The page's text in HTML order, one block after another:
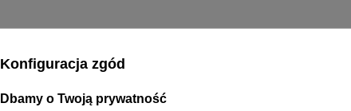
Konfiguracja zgód
Dbamy o Twoją prywatność